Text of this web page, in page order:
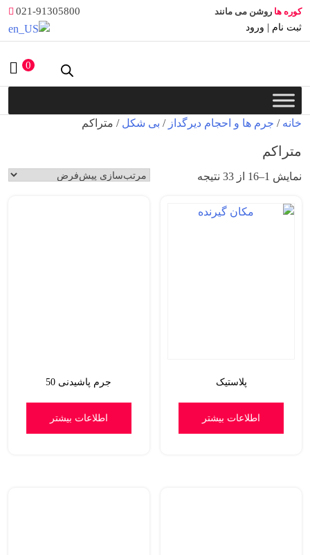
Skip
content
کوره ها روشن می مانند 021-91305800
ثبت نام | ورود
0
خانه / جرم ها و احجام دیرگداز / بی شکل / متراکم
متراکم
نمایش 1–16 از 33 نتیجه
پلاستیک
اطلاعات بیشتر
جرم پاشیدنی 50
اطلاعات بیشتر